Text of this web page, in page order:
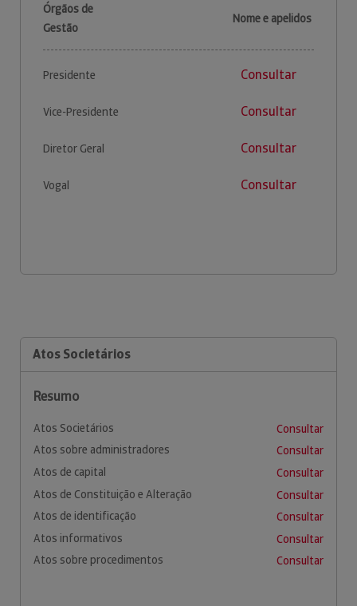
Órgãos de
Gestão
Nome e apelidos
Presidente Consultar
Vice-Presidente Consultar
Diretor Geral Consultar
Vogal Consultar
Atos Societários
Resumo
Atos Societários
Consultar
Atos sobre administradores
Consultar
Atos de capital
Consultar
Atos de Constituição e Alteração
Consultar
Atos de identificação
Consultar
Atos informativos
Consultar
Atos sobre procedimentos
Consultar